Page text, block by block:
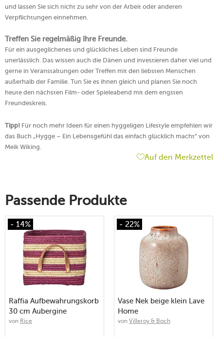
und lassen Sie sich nicht zu sehr von der Arbeit oder anderen
Verpflichtungen einnehmen.
Treffen Sie regelmäßig Ihre Freunde.
Für ein ausgeglichenes und glückliches Leben sind Freunde
unerlässlich. Das wissen auch die Dänen und investieren daher viel und
gerne in Veranstaltungen oder Treffen mit den liebsten Menschen
außerhalb der Familie. Tun Sie es ihnen gleich und planen Sie noch
heute den nächsten Film- oder Spieleabend mit dem engsten
Freundeskreis.
Tipp! Für noch mehr Ideen für einen hyggeligen Lifestyle empfehlen wir
das Buch „Hygge – Ein Lebensgefühl das einfach glücklich macht“ von
Meik Wiking.
Auf den Merkzettel
Passende Produkte
- 14%
Raffia Aufbewahrungskorb
30 cm Aubergine
von Rice
- 22%
Vase Nek beige klein Lave
Home
von Villeroy & Boch